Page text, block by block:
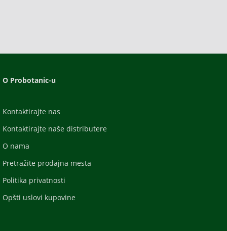
O Probotanic-u
Kontaktirajte nas
Kontaktirajte naše distributere
O nama
Pretražite prodajna mesta
Politika privatnosti
Opšti uslovi kupovine